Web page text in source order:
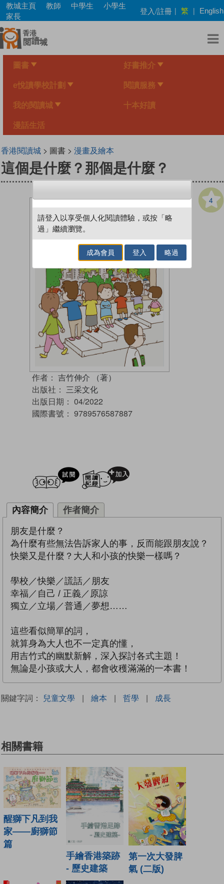
Skip
main
content
教城主頁 教師 中學生
小學生
家長
登入/註冊 | 繁 | English
圖書 好書推介
e悅讀學校計劃 閱讀服務
我的閱讀城 十本好讀
漫話生活
香港閱讀城> 圖書 > 漫畫及繪本
這個是什麼？那個是什麼？
4
作者： 吉竹伸介 （著）
出版社： 三采文化
出版日期： 04/2022
國際書號： 9789576587887
試閲
內容簡介 作者簡介
朋友是什麼？
為什麼有些無法告訴家人的事，反而能跟朋友說？
快樂又是什麼？大人和小孩的快樂一樣嗎？
學校／快樂／謊話／朋友
幸福／自己 / 正義／原諒
獨立／立場／普通／夢想……
這些看似簡單的詞，
就算身為大人也不一定真的懂，
用吉竹式的幽默新解，深入探討各式主題！
無論是小孩或大人，都會收穫滿滿的一本書！
關鍵字詞： 兒童文學 | 繪本 | 哲學 | 成長
相關書籍
醒獅下凡到我
家——廚獅節
篇
手繪香港築跡
- 歷史建築
第一次大發脾
氣 (二版)
請登入以享受個人化閱讀體驗，或按「略
過」繼續瀏覽。
成為會員 登入 略過